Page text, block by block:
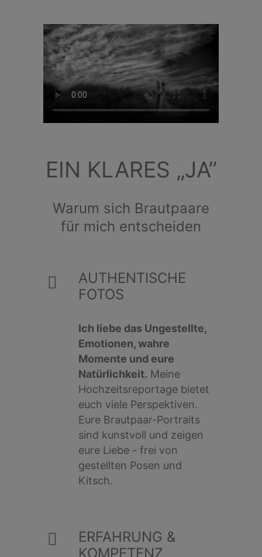
EIN KLARES „JA”
Warum sich Brautpaare
für mich entscheiden
AUTHENTISCHE
FOTOS
Ich liebe das Ungestellte,
Emotionen, wahre
Momente und eure
Natürlichkeit. Meine
Hochzeitsreportage bietet
euch viele Perspektiven.
Eure Brautpaar-Portraits
sind kunstvoll und zeigen
eure Liebe - frei von
gestellten Posen und
Kitsch.
ERFAHRUNG &
KOMPETENZ